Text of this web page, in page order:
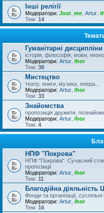
Інші релігії
Модератори: Just_me Artur
Тем: 14
Гуманітарні дисципліни
історія, філософія, мови,
Модератори: Artur ihor
Тем: 38
Мистецтво
театр, книги, музика, опера...
Модератори: Artur ihor
Тем: 33
Знайомства
пропозиція дружити,
Модератори: Artur ihor
Тем: 4
НПФ "Покрова"
НПФ "Покрова". Сучасний стан
пропозиції
Модератори: Artur ihor
Тем: 11
Благодійна діяльність
Фонди та організації,
Модератори: Artur ihor
Тем: 16